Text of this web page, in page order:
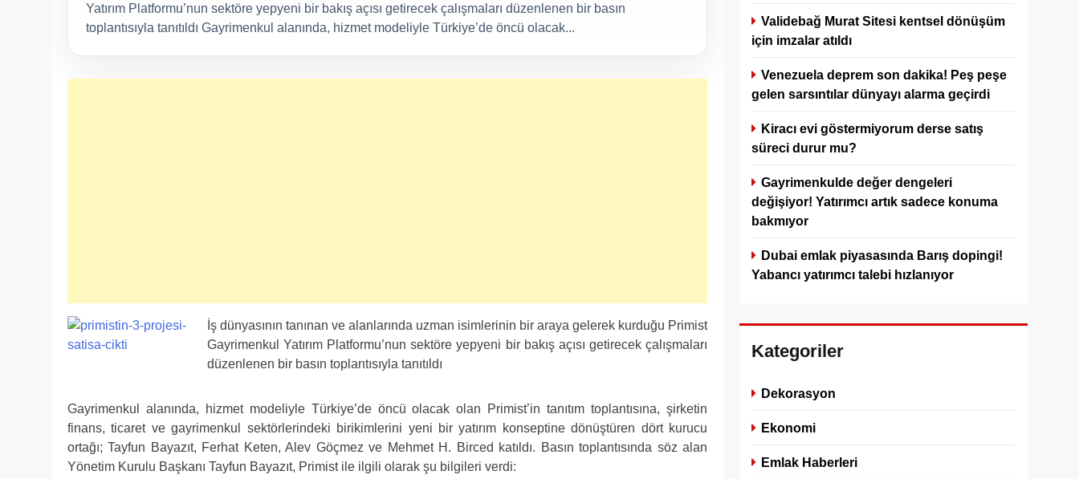
Yatırım Platformu’nun sektöre yepyeni bir bakış açısı getirecek çalışmaları düzenlenen bir basın
toplantısıyla tanıtıldı Gayrimenkul alanında, hizmet modeliyle Türkiye’de öncü olacak...
İş dünyasının tanınan ve alanlarında uzman isimlerinin bir araya gelerek kurduğu Primist
Gayrimenkul Yatırım Platformu’nun sektöre yepyeni bir bakış açısı getirecek çalışmaları
düzenlenen bir basın toplantısıyla tanıtıldı
Gayrimenkul alanında, hizmet modeliyle Türkiye’de öncü olacak olan Primist’in tanıtım toplantısına, şirketin
finans, ticaret ve gayrimenkul sektörlerindeki birikimlerini yeni bir yatırım konseptine dönüştüren dört kurucu
ortağı; Tayfun Bayazıt, Ferhat Keten, Alev Göçmez ve Mehmet H. Birced katıldı. Basın toplantısında söz alan
Yönetim Kurulu Başkanı Tayfun Bayazıt, Primist ile ilgili olarak şu bilgileri verdi:
Validebağ Murat Sitesi kentsel dönüşüm
için imzalar atıldı
Venezuela deprem son dakika! Peş peşe
gelen sarsıntılar dünyayı alarma geçirdi
Kiracı evi göstermiyorum derse satış
süreci durur mu?
Gayrimenkulde değer dengeleri
değişiyor! Yatırımcı artık sadece konuma
bakmıyor
Dubai emlak piyasasında Barış dopingi!
Yabancı yatırımcı talebi hızlanıyor
Kategoriler
Dekorasyon
Ekonomi
Emlak Haberleri